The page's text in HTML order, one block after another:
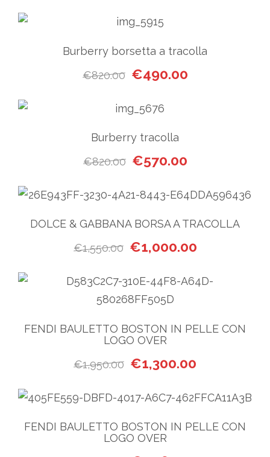
Burberry borsetta a tracolla
€820.00 Il prezzo originale era:
€490.00Il prezzo
Burberry tracolla
€820.00 Il prezzo originale era:
€570.00Il prezzo
DOLCE & GABBANA BORSA A TRACOLLA
€1,550.00 Il prezzo originale era:
€1,000.00Il prezzo
FENDI BAULETTO BOSTON IN PELLE CON
LOGO OVER
€1,950.00 Il prezzo originale era:
€1,300.00
FENDI BAULETTO BOSTON IN PELLE CON
LOGO OVER